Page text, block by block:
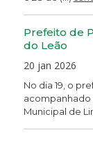
Prefeito de
do Leão
20 jan 2026
No dia 19, o
Municipal de